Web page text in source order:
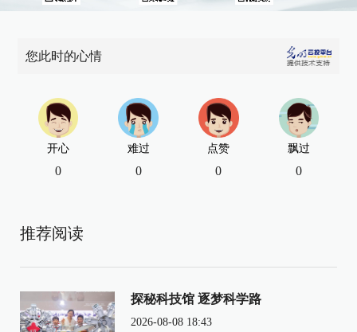
您此时的心情
开心
0
难过
0
点赞
0
飘过
0
推荐阅读
探秘科技馆 逐梦科学路
2026-08-08 18:43